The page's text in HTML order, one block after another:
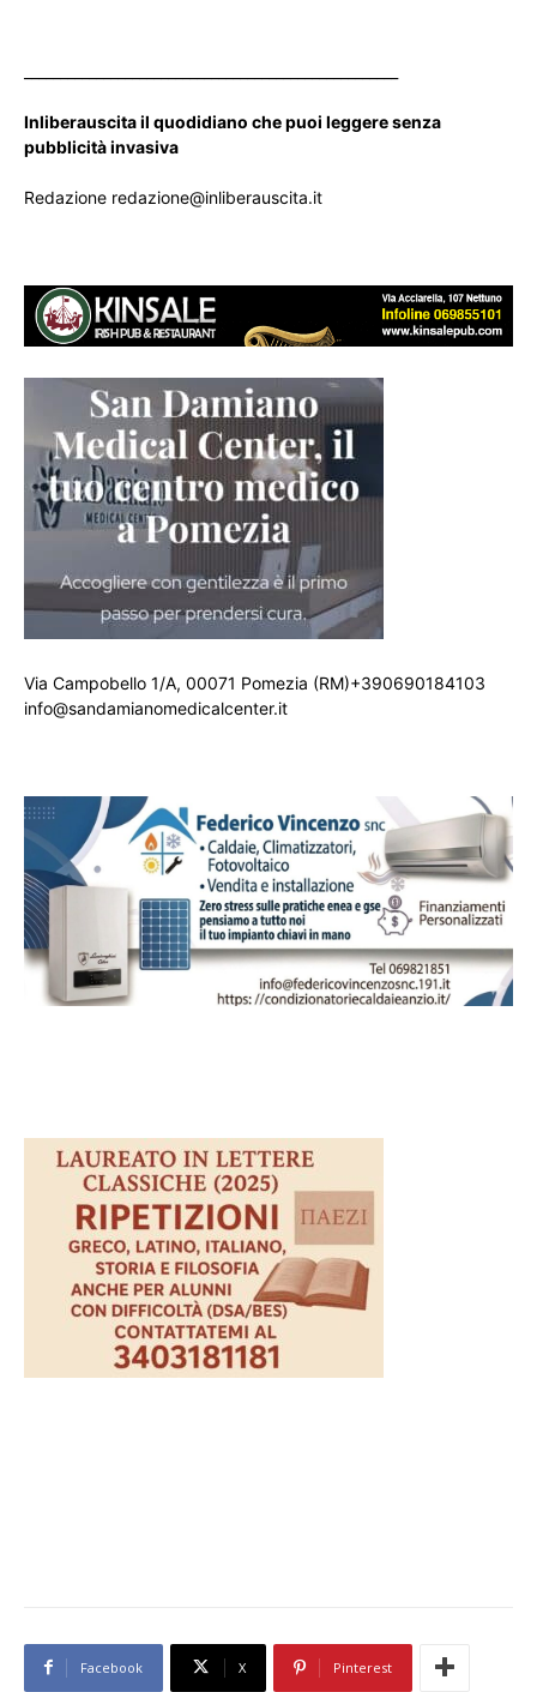
Inliberauscita il quodidiano che puoi leggere senza
pubblicità invasiva
Redazione redazione@inliberauscita.it
Via Campobello 1/A, 00071 Pomezia (RM)+390690184103
info@sandamianomedicalcenter.it
Facebook X Pinterest